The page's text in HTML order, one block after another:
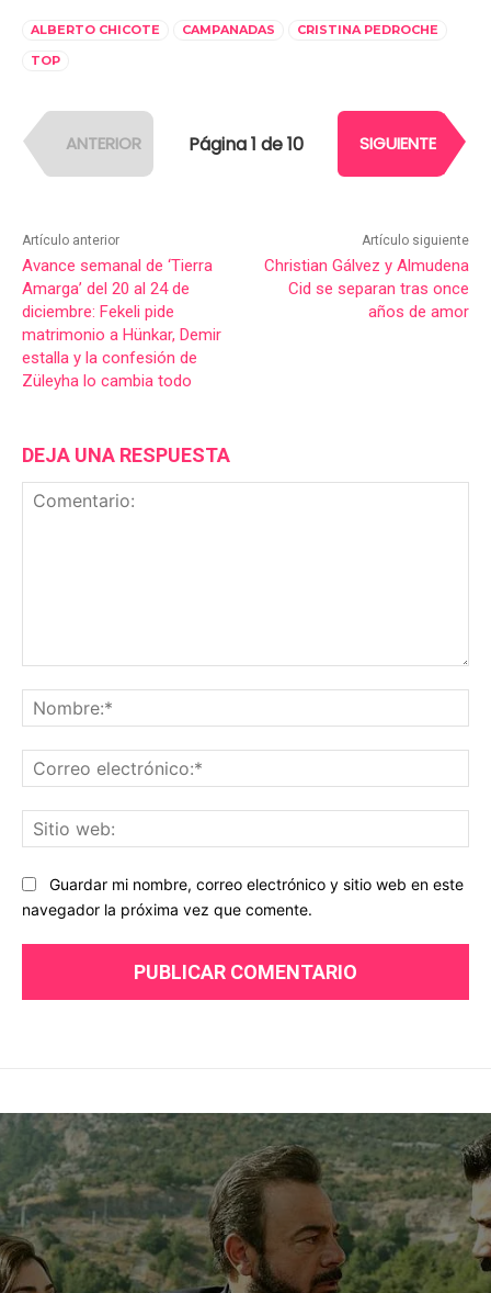
ALBERTO CHICOTE CAMPANADAS
CRISTINA PEDROCHE
TOP
ANTERIOR Página 1 de 10 SIGUIENTE
Artículo anterior
Avance semanal de ‘Tierra
Amarga’ del 20 al 24 de
diciembre: Fekeli pide
matrimonio a Hünkar, Demir
estalla y la confesión de
Züleyha lo cambia todo
Artículo siguiente
Christian Gálvez y Almudena
Cid se separan tras once
años de amor
DEJA UNA RESPUESTA
Guardar mi nombre, correo electrónico y sitio web en este
navegador la próxima vez que comente.